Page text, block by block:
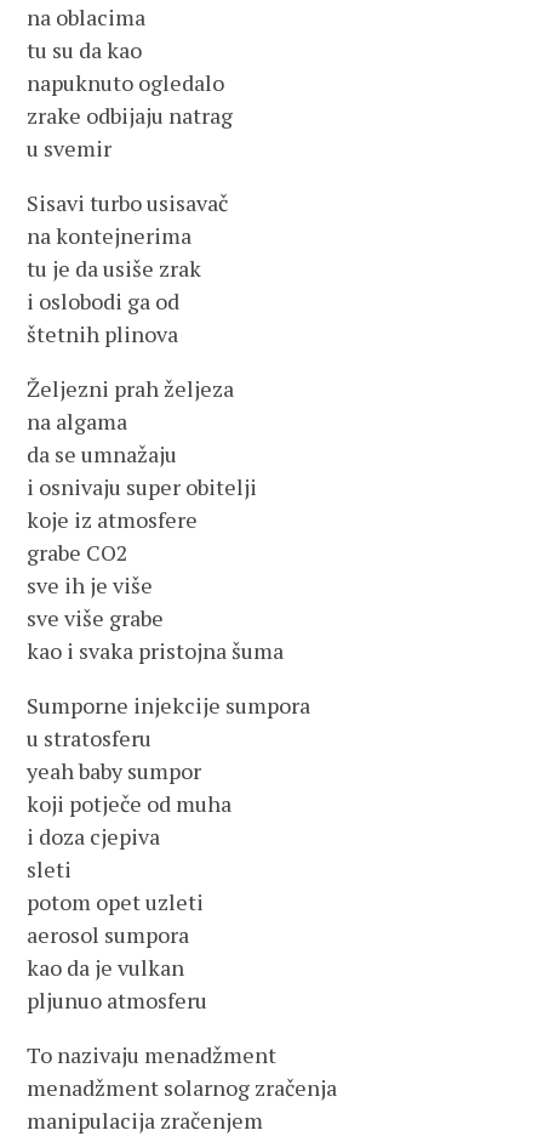
na oblacima
tu su da kao
napuknuto ogledalo
zrake odbijaju natrag
u svemir
Sisavi turbo usisavač
na kontejnerima
tu je da usiše zrak
i oslobodi ga od
štetnih plinova
Željezni prah željeza
na algama
da se umnažaju
i osnivaju super obitelji
koje iz atmosfere
grabe CO2
sve ih je više
sve više grabe
kao i svaka pristojna šuma
Sumporne injekcije sumpora
u stratosferu
yeah baby sumpor
koji potječe od muha
i doza cjepiva
sleti
potom opet uzleti
aerosol sumpora
kao da je vulkan
pljunuo atmosferu
To nazivaju menadžment
menadžment solarnog zračenja
manipulacija zračenjem